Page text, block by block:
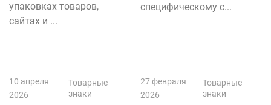
упаковках товаров,
сайтах и ...
специфическому с...
10 апреля
2026
Товарные
знаки
27 февраля
2026
Товарные
знаки